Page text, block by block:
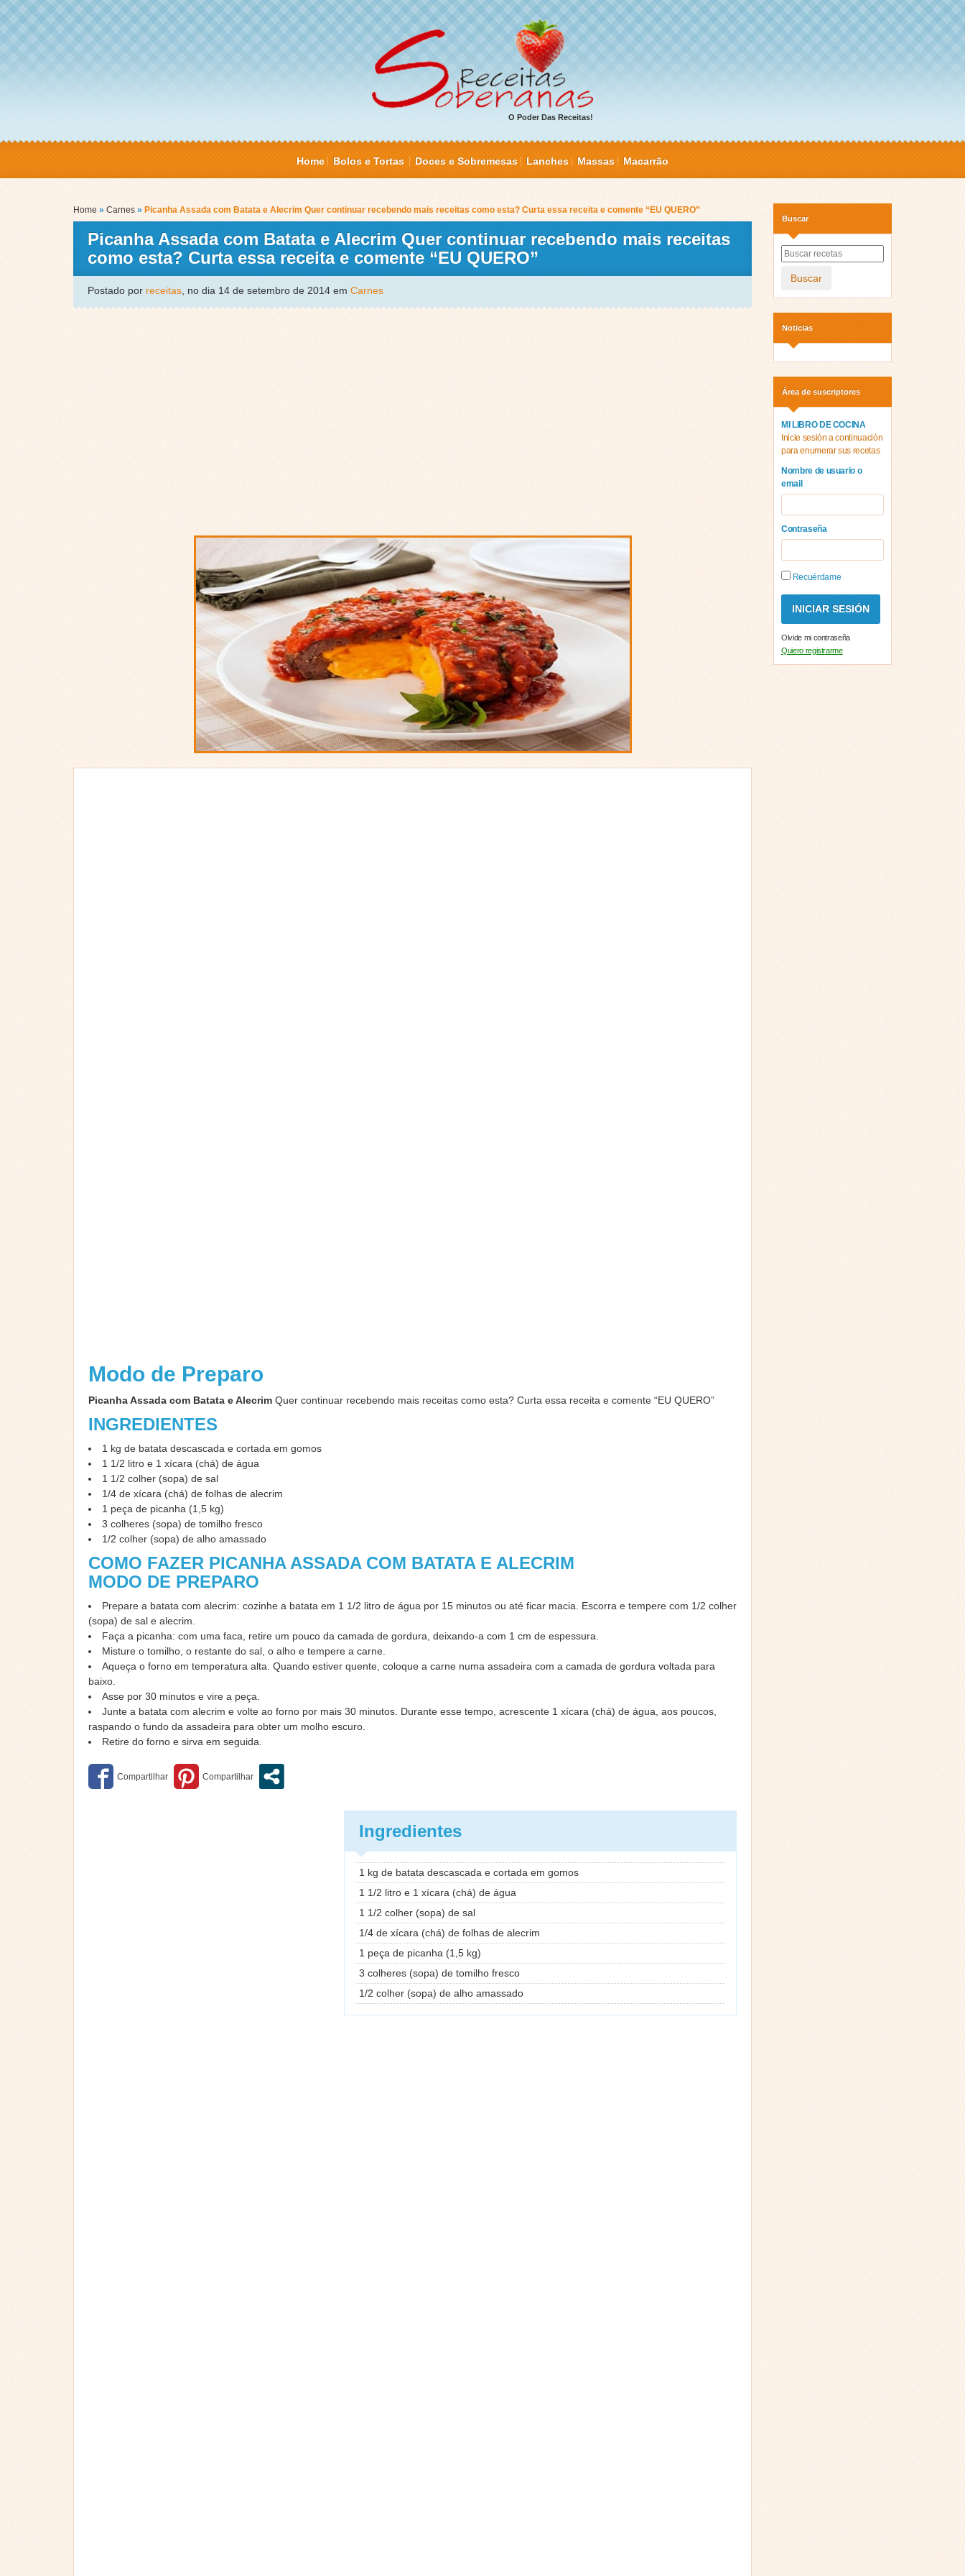
O Poder Das Receitas!
Home Bolos e Tortas Doces e Sobremesas Lanches Massas Macarrão
Home » Carnes » Picanha Assada com Batata e Alecrim Quer continuar recebendo mais receitas como esta? Curta essa receita e comente “EU QUERO”
Picanha Assada com Batata e Alecrim Quer continuar recebendo mais receitas
como esta? Curta essa receita e comente “EU QUERO”
Postado por receitas , no dia 14 de setembro de 2014 em Carnes
Modo de Preparo
Picanha Assada com Batata e Alecrim Quer continuar recebendo mais receitas como esta? Curta essa receita e comente “EU QUERO”
INGREDIENTES
1 kg de batata descascada e cortada em gomos
1 1/2 litro e 1 xícara (chá) de água
1 1/2 colher (sopa) de sal
1/4 de xícara (chá) de folhas de alecrim
1 peça de picanha (1,5 kg)
3 colheres (sopa) de tomilho fresco
1/2 colher (sopa) de alho amassado
COMO FAZER PICANHA ASSADA COM BATATA E ALECRIM
MODO DE PREPARO
Prepare a batata com alecrim: cozinhe a batata em 1 1/2 litro de água por 15 minutos ou até ficar macia. Escorra e tempere com 1/2 colher
(sopa) de sal e alecrim.
Faça a picanha: com uma faca, retire um pouco da camada de gordura, deixando-a com 1 cm de espessura.
Misture o tomilho, o restante do sal, o alho e tempere a carne.
Aqueça o forno em temperatura alta. Quando estiver quente, coloque a carne numa assadeira com a camada de gordura voltada para
baixo.
Asse por 30 minutos e vire a peça.
Junte a batata com alecrim e volte ao forno por mais 30 minutos. Durante esse tempo, acrescente 1 xícara (chá) de água, aos poucos,
raspando o fundo da assadeira para obter um molho escuro.
Retire do forno e sirva em seguida.
Ingredientes
1 kg de batata descascada e cortada em gomos
1 1/2 litro e 1 xícara (chá) de água
1 1/2 colher (sopa) de sal
1/4 de xícara (chá) de folhas de alecrim
1 peça de picanha (1,5 kg)
3 colheres (sopa) de tomilho fresco
1/2 colher (sopa) de alho amassado
Buscar
Buscar
Noticias
Área de suscriptores
MI LIBRO DE COCINA
Inicie sesión a continuación
para enumerar sus recetas
Nombre de usuario o
email
Contraseña
Recuérdame
Olvide mi contraseña
Quiero registrarme